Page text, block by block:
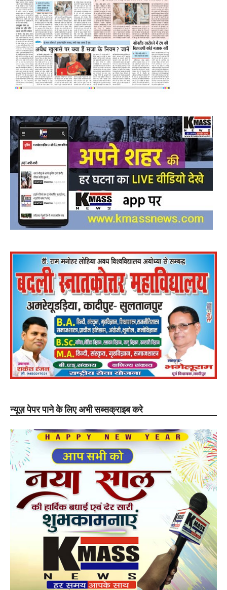
न्यूज़ पेपर पाने के लिए अभी सब्सक्राइब करे